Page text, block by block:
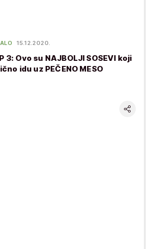
15.12.2020.
3: Ovo su NAJBOLJI SOSEVI koji
idu uz PEČENO MESO